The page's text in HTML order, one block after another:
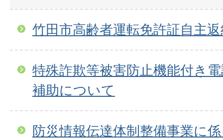
竹田市高齢者運転免許証自主
特殊詐欺等被害防止機能付き
補助について
防災情報伝達体制整備事業に